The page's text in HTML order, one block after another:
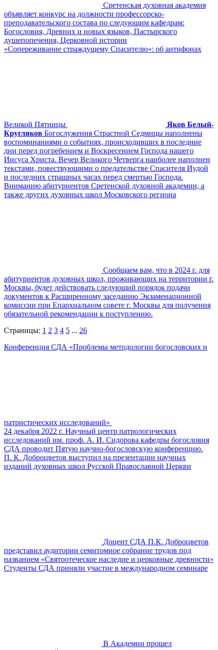
Сретенская духовная академия
объявляет конкурс на должности профессорско-
преподавательского состава по следующим кафедрам:
Богословия, Древних и новых языков, Пастырского
душепопечения, Церковной истории
«Сопереживание страждущему Спасителю»: об антифонах
Великой Пятницы
Яков Белый-
Кругляков Богослужения Страстной Седмицы наполнены
воспоминаниями о событиях, происходивших в последние
дни перед погребением и Воскресением Господа нашего
Иисуса Христа. Вечер Великого Четверга наиболее наполнен
текстами, повествующими о предательстве Спасителя Иудой
и последних страшных часах перед смертью Господа.
Вниманию абитуриентов Сретенской духовной академии, а
также других духовных школ Московского региона
Сообщаем вам, что в 2024 г. для
абитуриентов духовных школ, проживающих на территории г.
Москвы, будет действовать следующий порядок подачи
документов к Расширенному заседанию Экзаменационной
комиссии при Епархиальном совете г. Москвы для получения
обязательной рекомендации к поступлению.
Страницы: 1 2 3 4 5 ... 26
Конференция СДА «Проблемы методологии богословских и
патристических исследований»
24 декабря 2022 г. Научный центр патрологических
исследований им. проф. А. И. Сидорова кафедры богословия
СДА проводит Пятую научно-богословскую конференцию.
П. К. Доброцветов выступил на презентации научных
изданий духовных школ Русской Православной Церкви
Доцент СДА П.К. Доброцветов
представил аудитории семитомное собрание трудов под
названием «Святоотеческое наследие и церковные древности»
Студенты СДА приняли участие в международном семинаре
В Академии прошел